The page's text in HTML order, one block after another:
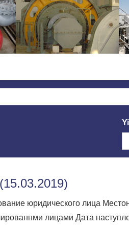
Yil
юридического лица
лицами Дата